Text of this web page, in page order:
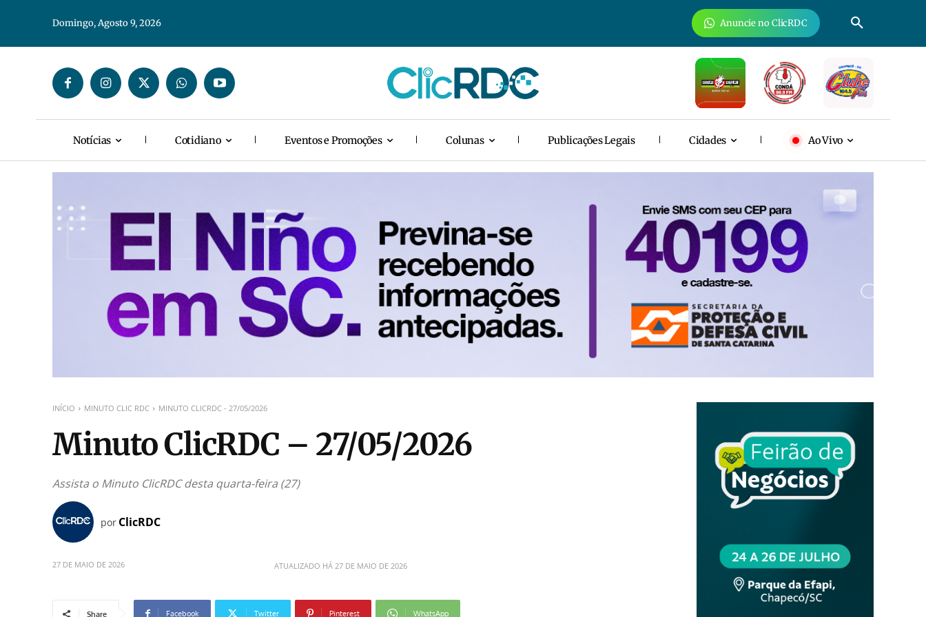
Domingo, Agosto 9, 2026 Anuncie no ClicRDC
Notícias Cotidiano Eventos e Promoções Colunas Publicações Legais Cidades Ao Vivo
INÍCIO MINUTO CLIC RDC MINUTO CLICRDC - 27/05/2026
Minuto ClicRDC – 27/05/2026
Assista o Minuto ClicRDC desta quarta-feira (27)
por ClicRDC
27 DE MAIO DE 2026 ATUALIZADO HÁ 27 DE MAIO DE 2026
Share Facebook Twitter Pinterest WhatsApp